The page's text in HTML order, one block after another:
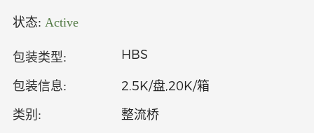
语言
状态: Active
包装类型: HBS
包装信息: 2.5K/盘,20K/箱
类别: 整流桥